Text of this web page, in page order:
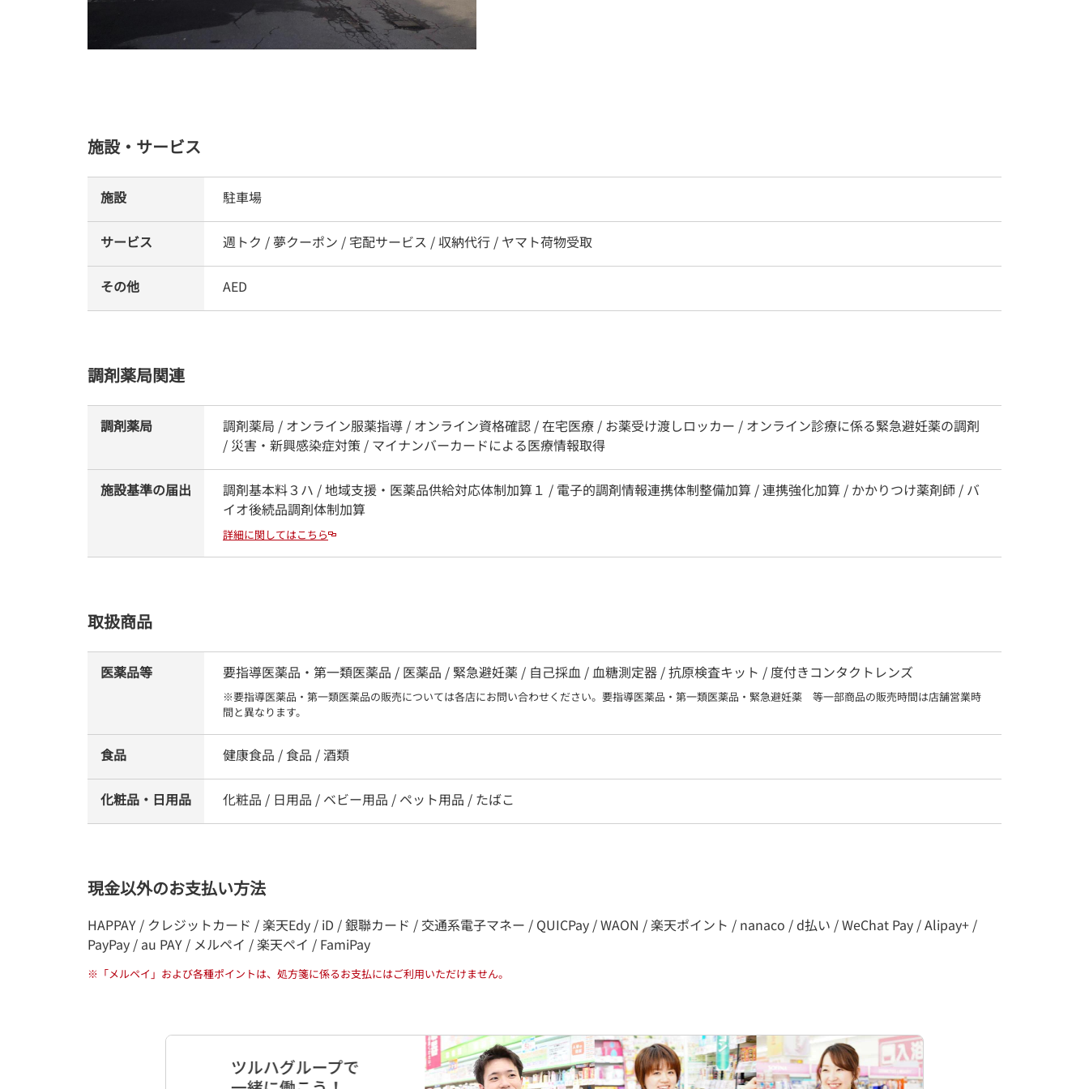
施設・サービス
施設 駐車場
サービス 週トク / 夢クーポン / 宅配サービス / 収納代行 / ヤマト荷物受取
その他 AED
調剤薬局関連
調剤薬局
調剤薬局 / オンライン服薬指導 / オンライン資格確認 / 在宅医療 / お薬受け渡しロッカー / オンライン診療に係る緊急避妊薬の調剤
/ 災害・新興感染症対策 / マイナンバーカードによる医療情報取得
施設基準の届出
調剤基本料３ハ / 地域支援・医薬品供給対応体制加算１ / 電子的調剤情報連携体制整備加算 / 連携強化加算 / かかりつけ薬剤師 / バ
イオ後続品調剤体制加算
詳細に関してはこちら
取扱商品
医薬品等 要指導医薬品・第一類医薬品 / 医薬品 / 緊急避妊薬 / 自己採血 / 血糖測定器 / 抗原検査キット / 度付きコンタクトレンズ
※要指導医薬品・第一類医薬品の販売については各店にお問い合わせください。要指導医薬品・第一類医薬品・緊急避妊薬　等一部商品の販売時間は店舗営業時
間と異なります。
食品 健康食品 / 食品 / 酒類
化粧品・日用品 化粧品 / 日用品 / ベビー用品 / ペット用品 / たばこ
現金以外のお支払い方法
HAPPAY / クレジットカード / 楽天Edy / iD / 銀聯カード / 交通系電子マネー / QUICPay / WAON / 楽天ポイント / nanaco / d払い / WeChat Pay / Alipay+ /
PayPay / au PAY / メルペイ / 楽天ペイ / FamiPay
※ 「メルペイ」および各種ポイントは、処方箋に係るお支払にはご利用いただけません。